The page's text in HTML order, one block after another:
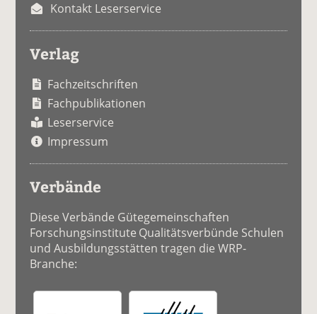
Kontakt Leserservice
Verlag
Fachzeitschriften
Fachpublikationen
Leserservice
Impressum
Verbände
Diese Verbände Gütegemeinschaften
Forschungsinstitute Qualitätsverbünde Schulen
und Ausbildungsstätten tragen die WRP-
Branche: